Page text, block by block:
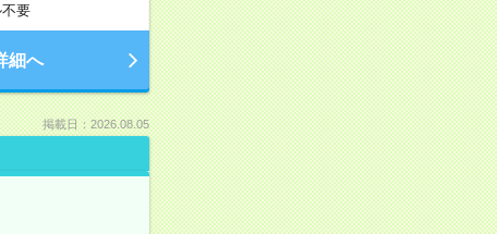
要
細へ
掲載日：2026.08.05